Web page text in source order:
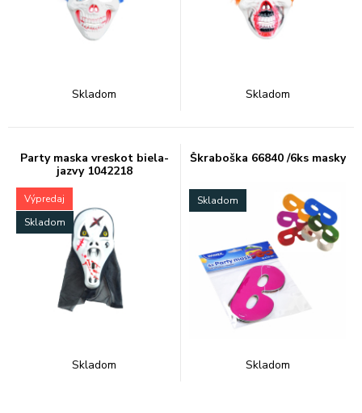
Skladom Skladom
Party maska vreskot biela-
jazvy 1042218
Výpredaj
Skladom
Skladom
Škraboška 66840 /6ks masky
Skladom
Skladom